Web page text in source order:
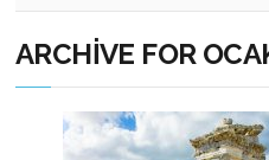
ARCHIVE FOR